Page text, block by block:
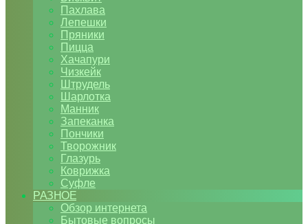
Пахлава
Лепешки
Пряники
Пицца
Хачапури
Чизкейк
Штрудель
Шарлотка
Манник
Запеканка
Пончики
Творожник
Глазурь
Коврижка
Суфле
РАЗНОЕ
Обзор интернета
Бытовые вопросы